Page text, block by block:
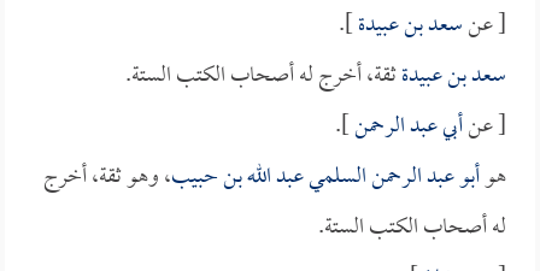
[ عنسعد بن عبيدة].
سعد بن عبيدةثقة، أخرج له أصحاب الكتب الستة.
[ عنأبي عبد الرحمن].
هوأبو عبد الرحمن السلمي عبد الله بن حبيب، وهو ثقة، أخرج
له أصحاب الكتب الستة.